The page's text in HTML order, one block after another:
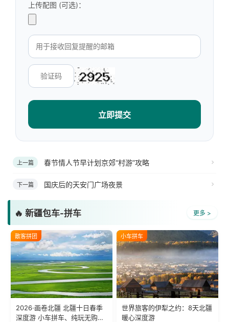
上传配图 (可选)：
立即提交
上一篇 春节情人节早计划京郊“村游”攻略
下一篇 国庆后的天安门广场夜景
🔥 新疆包车-拼车 更多 >
散客拼团
2026·画卷北疆 北疆十日春季
深度游 小车拼车、纯玩无购
小车拼车
世界旅客的伊犁之约：8天北疆
暖心深度游